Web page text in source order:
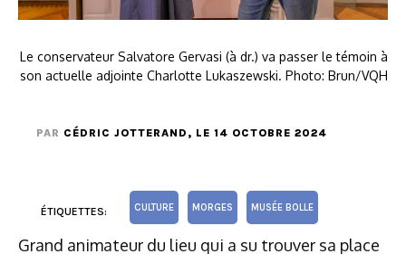
Le conservateur Salvatore Gervasi (à dr.) va passer le témoin à
son actuelle adjointe Charlotte Lukaszewski. Photo: Brun/VQH
PAR CÉDRIC JOTTERAND , LE 14 OCTOBRE 2024
ÉTIQUETTES: CULTURE MORGES MUSÉE BOLLE
Grand animateur du lieu qui a su trouver sa place